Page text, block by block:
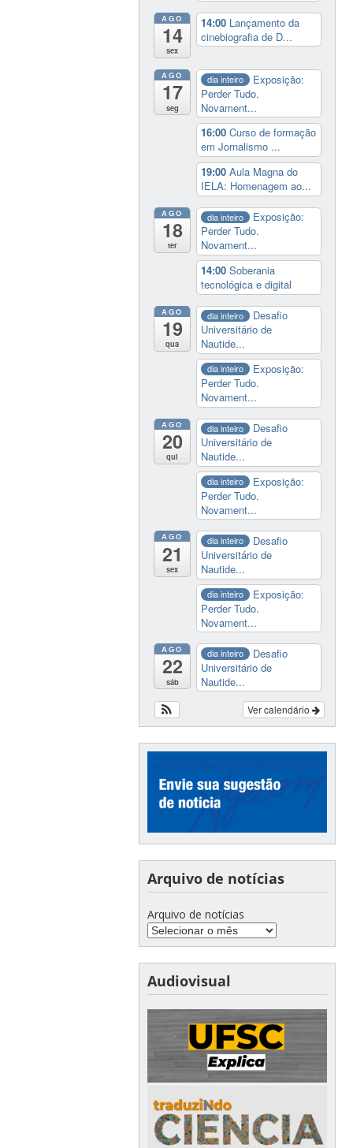
AGO
14
sex
14:00 Lançamento da
cinebiografia de D...
AGO
17
seg
dia inteiro
Exposição:
Perder Tudo.
Novament...
16:00Curso de formação
em Jornalismo ...
19:00Aula Magna do
IELA: Homenagem ao...
AGO
18
ter
dia inteiro
Exposição:
Perder Tudo.
Novament...
14:00Soberania
tecnológica e digital
AGO
19
qua
dia inteiro
Desafio
Universitário de
Nautide...
dia inteiro
Exposição:
Perder Tudo.
Novament...
AGO
20
qui
dia inteiro
Desafio
Universitário de
Nautide...
dia inteiro
Exposição:
Perder Tudo.
Novament...
AGO
21
sex
dia inteiro
Desafio
Universitário de
Nautide...
dia inteiro
Exposição:
Perder Tudo.
Novament...
AGO
22
sáb
dia inteiro
Desafio
Universitário de
Nautide...
Ver calendário
Arquivo de notícias
Arquivo de notícias
Audiovisual